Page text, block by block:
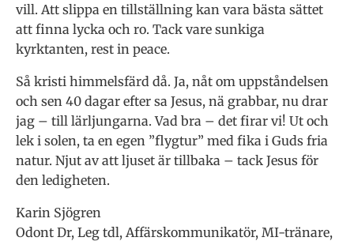
vill. Att slippa en tillställning kan vara bästa sättet
att finna lycka och ro. Tack vare sunkiga
kyrktanten, rest in peace.
Så kristi himmelsfärd då. Ja, nåt om uppståndelsen
och sen 40 dagar efter sa Jesus, nä grabbar, nu drar
jag – till lärljungarna. Vad bra – det firar vi! Ut och
lek i solen, ta en egen ”flygtur” med fika i Guds fria
natur. Njut av att ljuset är tillbaka – tack Jesus för
den ledigheten.
Karin Sjögren
Odont Dr, Leg tdl, Affärskommunikatör, MI-tränare,